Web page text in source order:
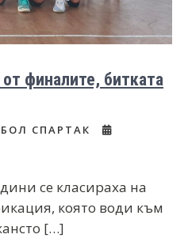
финалите, битката
СПАРТАК
се класираха на
която води към
[…]